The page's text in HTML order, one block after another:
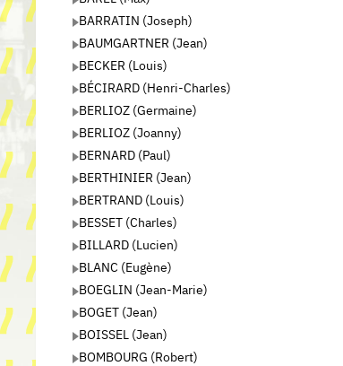
BARRATIN (Joseph)
BAUMGARTNER (Jean)
BECKER (Louis)
BÉCIRARD (Henri-Charles)
BERLIOZ (Germaine)
BERLIOZ (Joanny)
BERNARD (Paul)
BERTHINIER (Jean)
BERTRAND (Louis)
BESSET (Charles)
BILLARD (Lucien)
BLANC (Eugène)
BOEGLIN (Jean-Marie)
BOGET (Jean)
BOISSEL (Jean)
BOMBOURG (Robert)